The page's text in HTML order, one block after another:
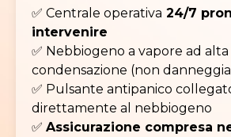
✅ Centrale operativa 24/7
intervenire
✅ Nebbiogeno a vapore ad alta
condensazione (non
✅ Pulsante antipanico
direttamente al nebbiogeno
✅ Assicurazione compresa